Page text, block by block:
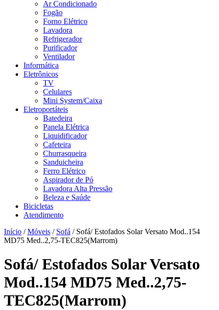
Ar Condicionado
Fogão
Forno Elétrico
Lavadora
Refrigerador
Purificador
Ventilador
Informática
Eletrônicos
TV
Celulares
Mini System/Caixa
Eletroportáteis
Batedeira
Panela Elétrica
Liquidificador
Cafeteira
Churrasqueira
Sanduicheira
Ferro Elétrico
Aspirador de Pó
Lavadora Alta Pressão
Beleza e Saúde
Bicicletas
Atendimento
Início /Móveis / Sofá / Sofá/ Estofados Solar Versato Mod..154
MD75 Med..2,75-TEC825(Marrom)
Sofá/ Estofados Solar Versato
Mod..154 MD75 Med..2,75-
TEC825(Marrom)